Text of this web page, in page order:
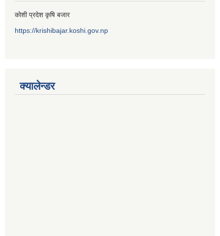
कोशी प्रदेश कृषि बजार
https://krishibajar.koshi.gov.np
क्यालेन्डर